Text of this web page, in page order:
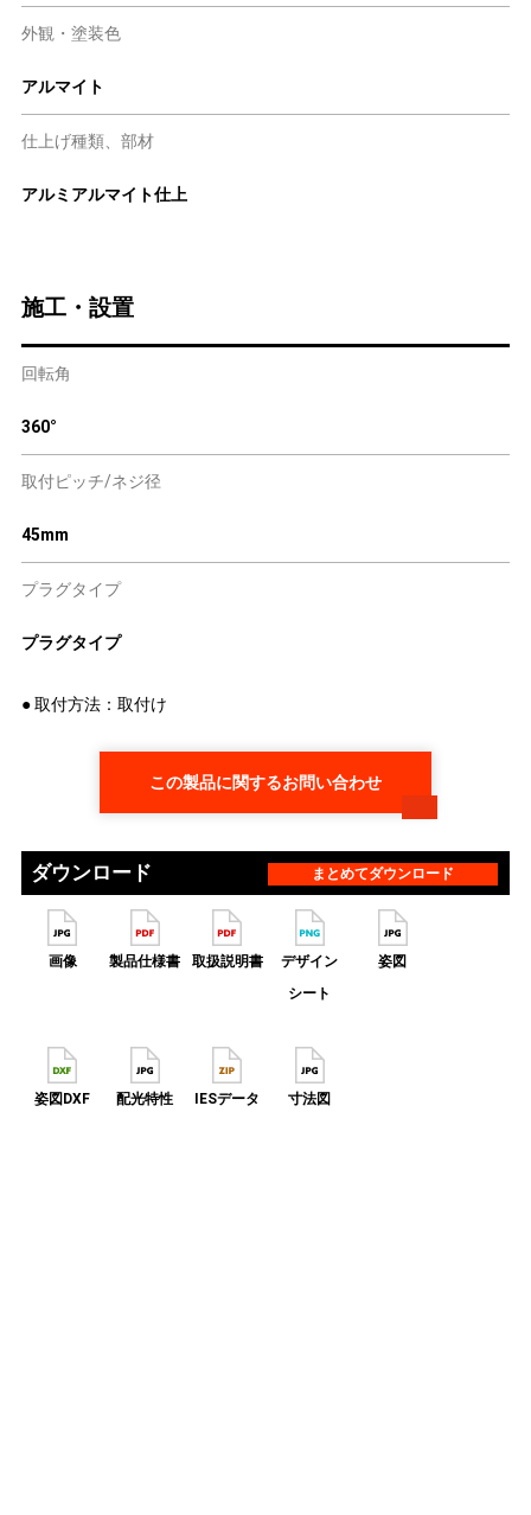
外観・塗装色
アルマイト
仕上げ種類、部材
アルミアルマイト仕上
施工・設置
回転角
360°
取付ピッチ/ネジ径
45mm
プラグタイプ
プラグタイプ
● 取付方法：取付け
この製品に関するお問い合わせ
ダウンロード まとめてダウンロード
画像 製品仕様書 取扱説明書
デザイン
シート
姿図
姿図DXF 配光特性 IESデータ 寸法図